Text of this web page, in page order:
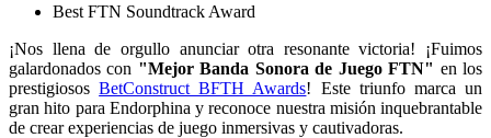
Best FTN Soundtrack Award
¡Nos llena de orgullo anunciar otra resonante victoria! ¡Fuimos
galardonados con "Mejor Banda Sonora de Juego FTN" en los
prestigiososBetConstruct BFTH Awards! Este triunfo marca un
gran hito para Endorphina y reconoce nuestra misión inquebrantable
de crear experiencias de juego inmersivas y cautivadoras.